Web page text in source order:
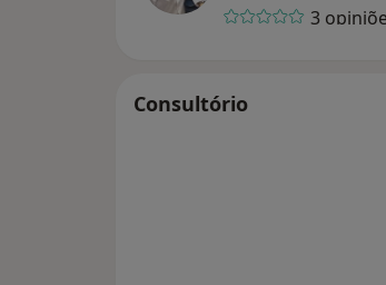
3
Consultório